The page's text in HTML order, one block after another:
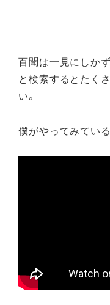
百聞は一見にしか
と検索するとたく
い。
僕がやってみてい